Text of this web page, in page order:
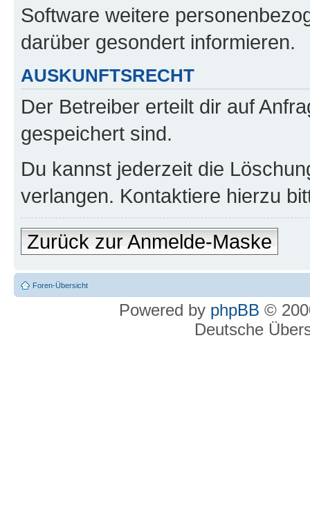
Software weitere
darüber gesondert informieren.
AUSKUNFTSRECHT
Der Betreiber erteilt dir auf
gespeichert sind.
Du kannst jederzeit die
verlangen. Kontaktiere hierzu
Zurück zur Anmelde-Maske
Foren-Übersicht
Powered by phpBB ©
Deutsche